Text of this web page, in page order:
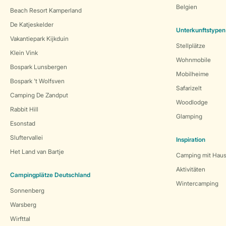
Beach Resort Kamperland
De Katjeskelder
Vakantiepark Kijkduin
Klein Vink
Bospark Lunsbergen
Bospark 't Wolfsven
Camping De Zandput
Rabbit Hill
Esonstad
Sluftervallei
Het Land van Bartje
Campingplätze Deutschland
Sonnenberg
Warsberg
Wirfttal
Belgien
Unterkunftstypen
Stellplätze
Wohnmobile
Mobilheime
Safarizelt
Woodlodge
Glamping
Inspiration
Camping mit
Aktivitäten
Wintercamping